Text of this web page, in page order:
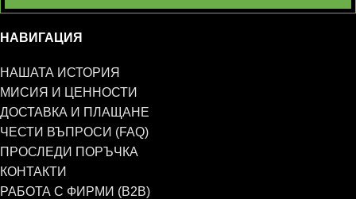
НАВИГАЦИЯ
НАШАТА ИСТОРИЯ
МИСИЯ И ЦЕННОСТИ
ДОСТАВКА И ПЛАЩАНЕ
ЧЕСТИ ВЪПРОСИ (FAQ)
ПРОСЛЕДИ ПОРЪЧКА
КОНТАКТИ
РАБОТА С ФИРМИ (B2B)